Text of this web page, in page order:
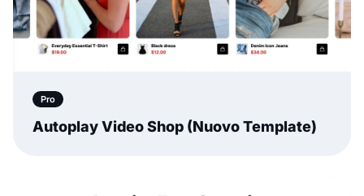
Pro
Autoplay Video Shop (Nuovo Template)